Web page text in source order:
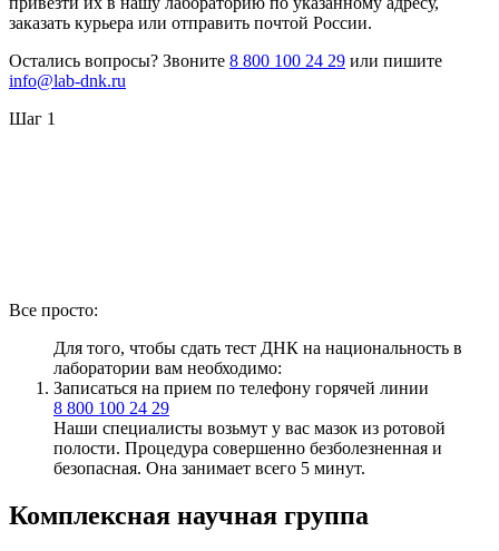
заказать курьера или отправить почтой России.
Остались вопросы? Звоните 8 800 100 24 29 или пишите
info@lab-dnk.ru
Шаг 1
Все просто:
Для того, чтобы сдать тест ДНК на национальность в
лаборатории вам необходимо:
Записаться на прием по телефону горячей линии
8 800 100 24 29
Наши специалисты возьмут у вас мазок из ротовой
полости. Процедура совершенно безболезненная и
безопасная. Она занимает всего 5 минут.
Комплексная научная группа